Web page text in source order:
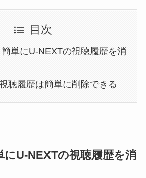
目次
単にU-NEXTの視聴履歴を消
聴履歴は簡単に削除できる
U-NEXTの視聴履歴を消